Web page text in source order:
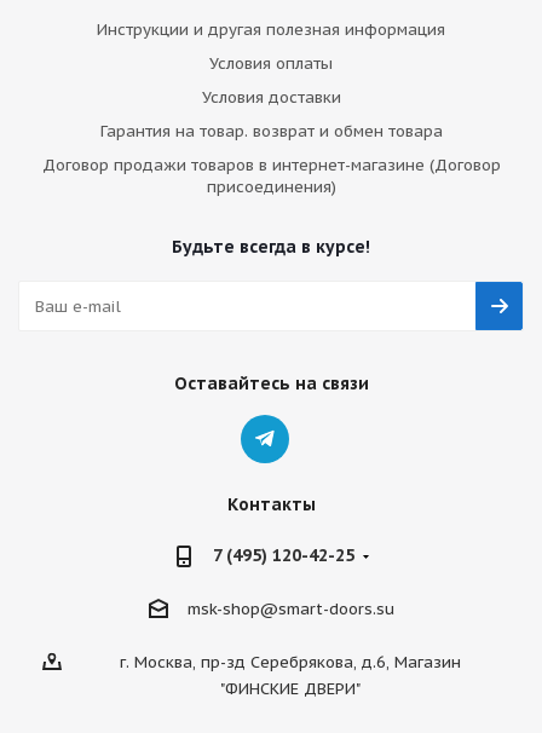
Инструкции и другая полезная информация
Условия оплаты
Условия доставки
Гарантия на товар. возврат и обмен товара
Договор продажи товаров в интернет-магазине (Договор
присоединения)
Будьте всегда в курсе!
Оставайтесь на связи
Контакты
7 (495) 120-42-25
msk-shop@smart-doors.su
г. Москва, пр-зд Серебрякова, д.6, Магазин
"ФИНСКИЕ ДВЕРИ"